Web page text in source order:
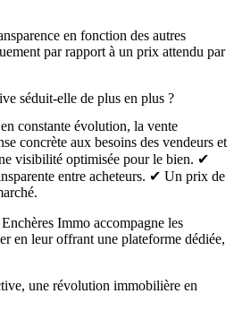
en fonction des autres
par rapport à un prix attendu par
séduit-elle de plus en plus ?
constante évolution, la vente
concrète aux besoins des vendeurs et
visibilité optimisée pour le bien. ✔
entre acheteurs. ✔ Un prix de
Immo accompagne les
en leur offrant une plateforme dédiée,
une révolution immobilière en